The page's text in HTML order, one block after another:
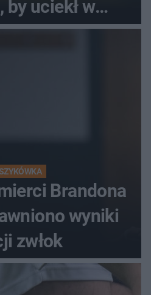
by uciekł w
Brandona
wyniki
zwłok